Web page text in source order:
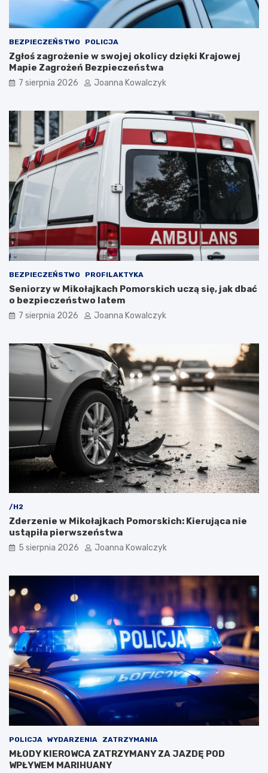
BEZPIECZEŃSTWO POLICJA
Zgłoś zagrożenie w swojej okolicy dzięki Krajowej
Mapie Zagrożeń Bezpieczeństwa
7 sierpnia 2026 Joanna Kowalczyk
BEZPIECZEŃSTWO PROFILAKTYKA
Seniorzy w Mikołajkach Pomorskich uczą się, jak dbać
o bezpieczeństwo latem
7 sierpnia 2026 Joanna Kowalczyk
/H2
Zderzenie w Mikołajkach Pomorskich: Kierująca nie
ustąpiła pierwszeństwa
5 sierpnia 2026 Joanna Kowalczyk
POLICJA WYDARZENIA ZATRZYMANIA
MŁODY KIEROWCA ZATRZYMANY ZA JAZDĘ POD
WPŁYWEM MARIHUANY